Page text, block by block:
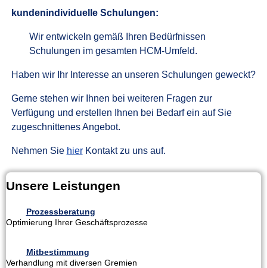
kundenindividuelle Schulungen:
Wir entwickeln gemäß Ihren Bedürfnissen
Schulungen im gesamten HCM-Umfeld.
Haben wir Ihr Interesse an unseren Schulungen geweckt?
Gerne stehen wir Ihnen bei weiteren Fragen zur
Verfügung und erstellen Ihnen bei Bedarf ein auf Sie
zugeschnittenes Angebot.
Nehmen Sie hierKontakt zu uns auf.
Unsere Leistungen
Prozessberatung
Optimierung Ihrer Geschäftsprozesse
Mitbestimmung
Verhandlung mit diversen Gremien